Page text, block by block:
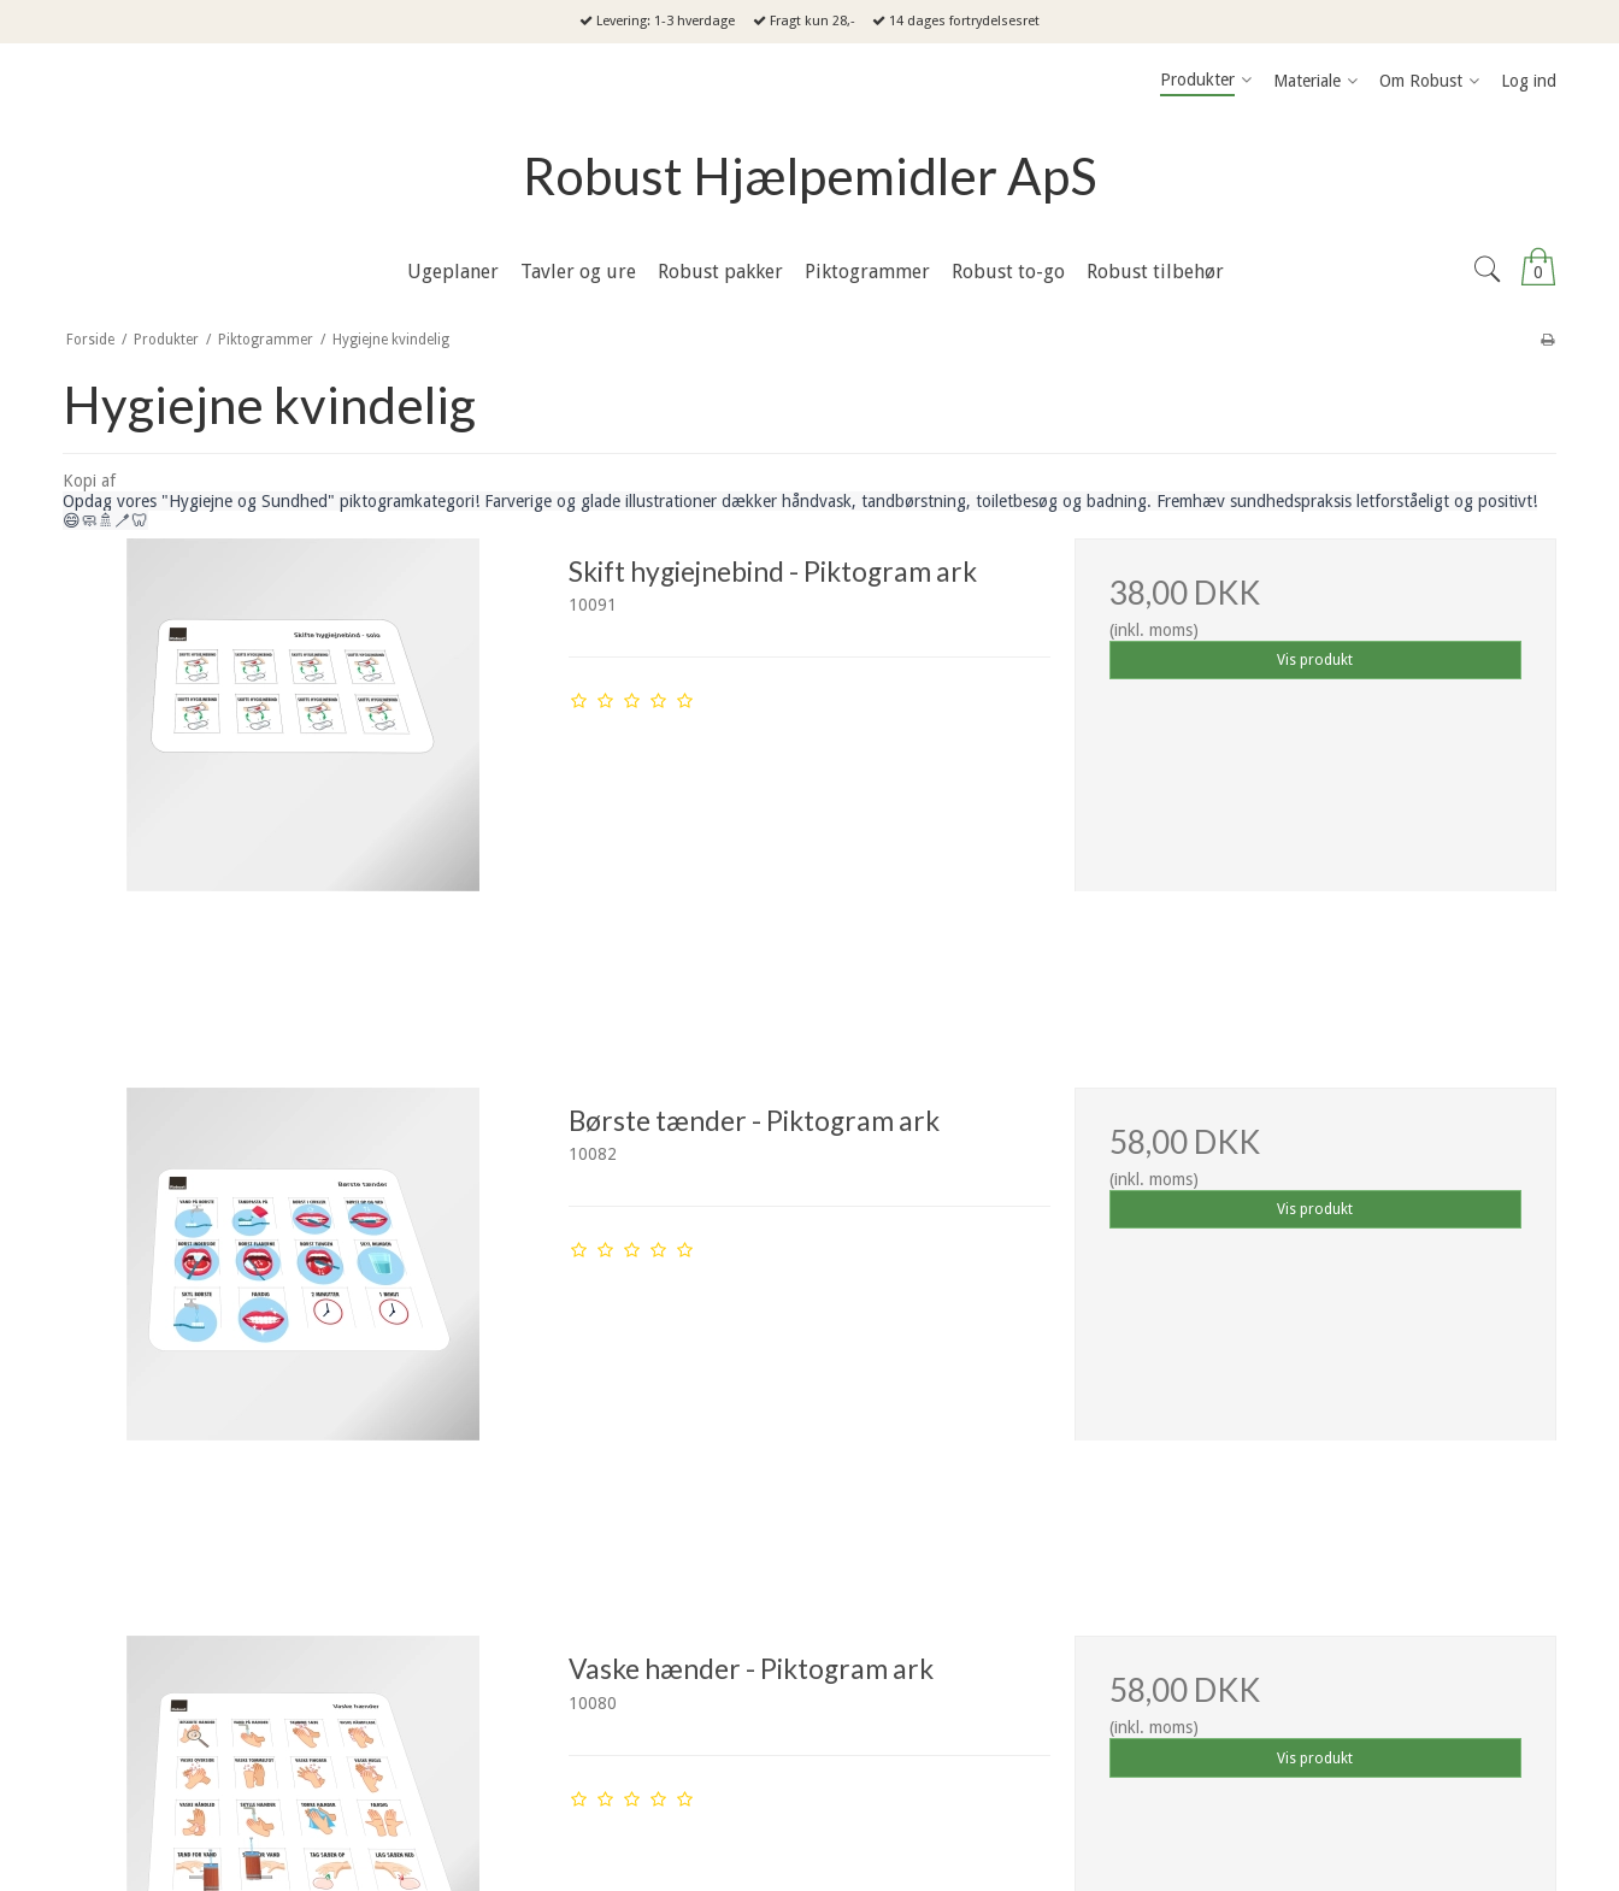
Levering: 1-3 hverdage Fragt kun 28,- 14 dages fortrydelsesret
Produkter Materiale Om Robust Log ind
Robust Hjælpemidler ApS
0
Ugeplaner Tavler og ure Robust pakker Piktogrammer Robust to-go Robust tilbehør
Forside / Produkter / Piktogrammer / Hygiejne kvindelig
Hygiejne kvindelig
Kopi af
Opdag vores "Hygiejne og Sundhed" piktogramkategori! Farverige og glade illustrationer dækker håndvask, tandbørstning, toiletbesøg og badning. Fremhæv sundhedspraksis letforståeligt og positivt!
😄🧼🚿🪥🦷
Skift hygiejnebind - Piktogram ark
10091 38,00 DKK
(inkl. moms)
Vis produkt
Børste tænder - Piktogram ark
10082 58,00 DKK
(inkl. moms)
Vis produkt
Vaske hænder - Piktogram ark
10080 58,00 DKK
(inkl. moms)
Vis produkt